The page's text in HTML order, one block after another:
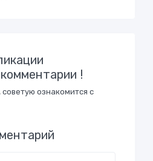
!
ознакомится с